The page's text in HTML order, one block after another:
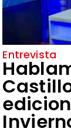
Entrevista